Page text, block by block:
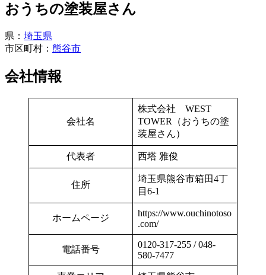
おうちの塗装屋さん
県： 埼玉県
市区町村： 熊谷市
会社情報
会社名
株式会社 WEST
TOWER（おうちの塗
装屋さん）
代表者 西塔 雅俊
住所
埼玉県熊谷市箱田4丁
目6-1
ホームページ
https://www.ouchinotoso
.com/
電話番号
0120-317-255 / 048-
580-7477